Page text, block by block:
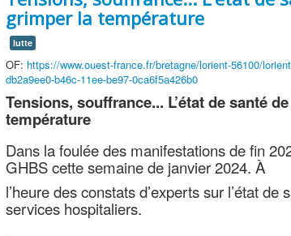
grimper la température
lutte
OF: https://www.ouest-france.fr/bretagne/lorient-56100/
db2a9ee0-b46c-11ee-be97-0ca6f5a426b0
Tensions, souffrance... L’état de santé
température
Dans la foulée des manifestations de fin
GHBS cette semaine de janvier 2024. À
l’heure des constats d’experts sur l’état
services hospitaliers.